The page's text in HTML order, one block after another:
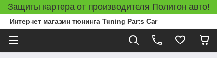
Защиты картера от производителя Полигон авто!
Интернет магазин тюнинга Tuning Parts Car